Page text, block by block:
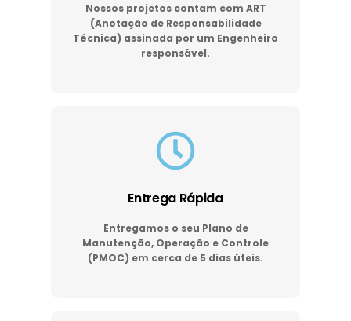
Nossos projetos contam com ART
(Anotação de Responsabilidade
Técnica) assinada por um Engenheiro
responsável.
Entrega Rápida
Entregamos o seu Plano de
Manutenção, Operação e Controle
(PMOC) em cerca de 5 dias úteis.